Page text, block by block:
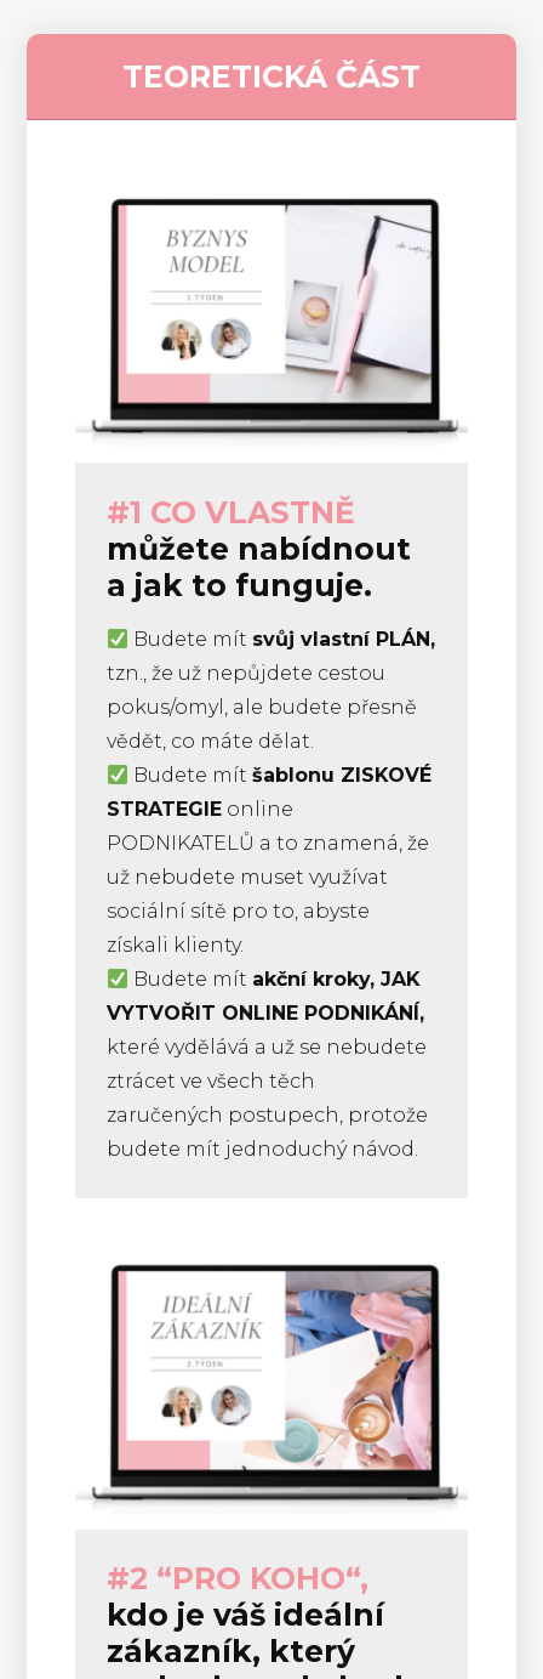
TEORETICKÁ ČÁST
#1 CO VLASTNĚ
můžete nabídnout
a jak to funguje.
Budete mít svůj vlastní PLÁN,
tzn., že už nepůjdete cestou
pokus/omyl, ale budete přesně
vědět, co máte dělat.
Budete mítšablonu ZISKOVÉ
STRATEGIE online
PODNIKATELŮ a to znamená, že
už nebudete muset využívat
sociální sítě pro to, abyste
získali klienty.
Budete mít akční kroky, JAK
VYTVOŘIT ONLINE PODNIKÁNÍ,
které vydělává a už se nebudete
ztrácet ve všech těch
zaručených postupech, protože
budete mít jednoduchý návod.
#2 “PRO KOHO“,
kdo je váš ideální
zákazník, který